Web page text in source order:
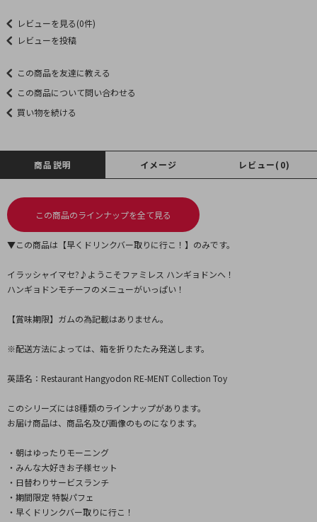
レビューを見る(0件)
レビューを投稿
この商品を友達に教える
この商品について問い合わせる
買い物を続ける
商品説明 イメージ レビュー(0)
この商品のラインナップを全て見る
▼この商品は【早くドリンクバー取りに行こ！】のみです。
イラッシャイマセ?♪ようこそファミレス ハンギョドンへ！
ハンギョドンモチーフのメニューがいっぱい！
【賞味期限】ガムの為記載はありません。
※配送方法によっては、箱を折りたたみ発送します。
英語名：Restaurant Hangyodon RE-MENT Collection Toy
このシリーズには8種類のラインナップがあります。
お届け商品は、商品名及び画像のものになります。
・朝はゆったりモーニング
・みんな大好きお子様セット
・日替わりサービスランチ
・期間限定 特製パフェ
・早くドリンクバー取りに行こ！